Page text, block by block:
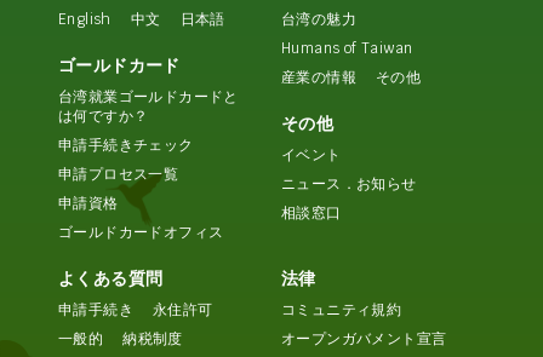
English 中文 日本語
ゴールドカード
台湾就業ゴールドカードと
は何ですか？
申請手続きチェック
申請プロセス一覧
申請資格
ゴールドカードオフィス
台湾の魅力
Humans of Taiwan
産業の情報
その他
その他
イベント
ニュース．お知らせ
相談窓口
よくある質問
申請手続き
永住許可
一般的
納税制度
法律
コミュニティ規約
オープンガバメント宣言